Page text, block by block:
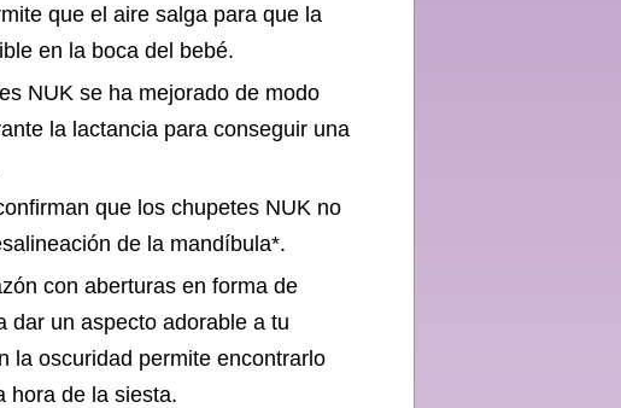
que el aire salga para que la
en la boca del bebé.
NUK se ha mejorado de modo
la lactancia para conseguir una
que los chupetes NUK no
de la mandíbula*.
con aberturas en forma de
dar un aspecto adorable a tu
la oscuridad permite encontrarlo
hora de la siesta.